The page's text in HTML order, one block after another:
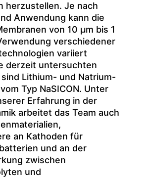
herzustellen. Je nach
Anwendung kann die
von 10 μm bis 1
verschiedener
variiert
derzeit untersuchten
Lithium- und Natrium-
Typ NaSICON. Unter
Erfahrung in der
arbeitet das Team auch
an Kathoden für
und an der
zwischen
und